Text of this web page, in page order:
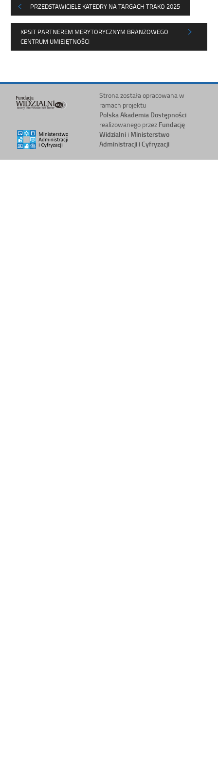
PRZEDSTAWICIELE KATEDRY NA TARGACH TRAKO 2025
KPSIT PARTNEREM MERYTORYCZNYM BRANŻOWEGO
CENTRUM UMIEJĘTNOŚCI
Strona została opracowana w
ramach projektu
Polska Akademia Dostępności
realizowanego przez Fundację
Widzialnii Ministerstwo
Administracji i Cyfryzacji